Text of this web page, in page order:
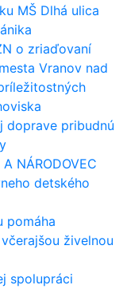
MŠ Dlhá ulica
o zriaďovaní
Vranov nad
doprave pribudnú
NÁRODOVEC
detského
pomáha
živelnou
spolupráci